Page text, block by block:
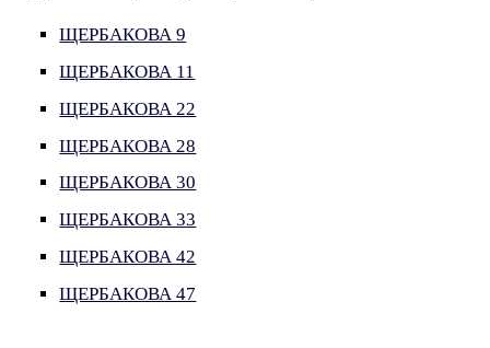
ЩЕРБАКОВА 9
ЩЕРБАКОВА 11
ЩЕРБАКОВА 22
ЩЕРБАКОВА 28
ЩЕРБАКОВА 30
ЩЕРБАКОВА 33
ЩЕРБАКОВА 42
ЩЕРБАКОВА 47